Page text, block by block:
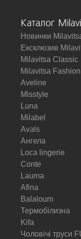
Каталог
Новинки
Ексклюзив
Milavitsa Classic
Milavitsa Fashion
Aveline
Misstyle
Luna
Milabel
Avals
Ангела
Loca lingerie
Conte
Lauma
Afina
Balaloum
Термобілизна
Kifa
Чоловічі труси